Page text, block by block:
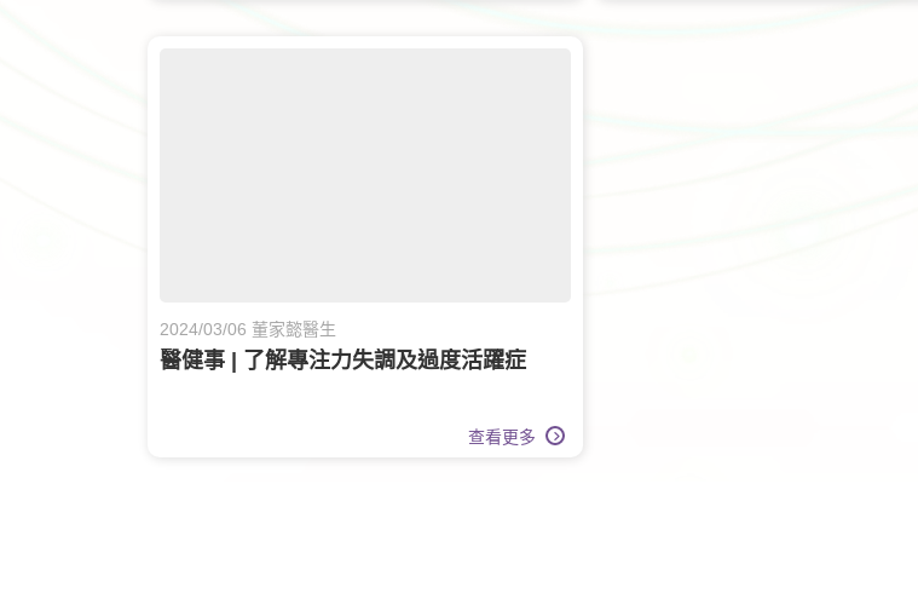
2024/03/06 董家懿醫生
醫健事 | 了解專注力失調及過度活躍症
查看更多